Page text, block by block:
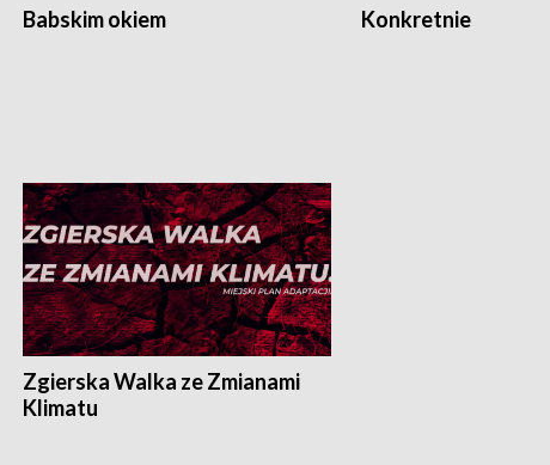
Babskim okiem Konkretnie
Zgierska Walka ze Zmianami
Klimatu